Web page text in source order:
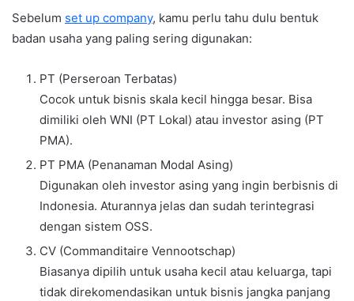
Sebelum set up company, kamu perlu tahu dulu bentuk
badan usaha yang paling sering digunakan:
PT (Perseroan Terbatas)
Cocok untuk bisnis skala kecil hingga besar. Bisa
dimiliki oleh WNI (PT Lokal) atau investor asing (PT
PMA).
PT PMA (Penanaman Modal Asing)
Digunakan oleh investor asing yang ingin berbisnis di
Indonesia. Aturannya jelas dan sudah terintegrasi
dengan sistem OSS.
CV (Commanditaire Vennootschap)
Biasanya dipilih untuk usaha kecil atau keluarga, tapi
tidak direkomendasikan untuk bisnis jangka panjang